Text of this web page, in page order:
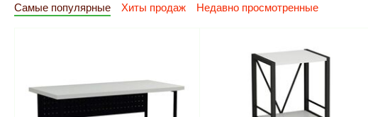
Самые популярные Хиты продаж Недавно просмотренные